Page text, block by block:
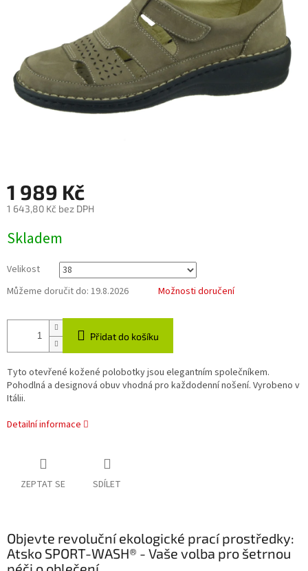
1 989 Kč
1 643,80 Kč bez DPH
cena:
Skladem
Velikost
Můžeme doručit do: 19.8.2026 Možnosti doručení
Přidat do košíku
Tyto otevřené kožené polobotky jsou elegantním společníkem.
Pohodlná a designová obuv vhodná pro každodenní nošení. Vyrobeno v
Itálii.
Detailní informace
ZEPTAT SE SDÍLET
Objevte revoluční ekologické prací prostředky:
Atsko SPORT-WASH® - Vaše volba pro šetrnou